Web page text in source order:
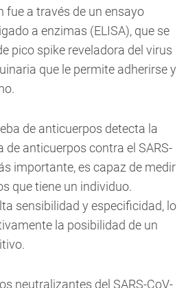
fue a través de un ensayo
a enzimas (ELISA), que se
pico spike reveladora del virus
que le permite adherirse y
de anticuerpos detecta la
de anticuerpos contra el SARS-
importante, es capaz de medir
que tiene un individuo.
sensibilidad y especificidad, lo
la posibilidad de un
neutralizantes del SARS-CoV-